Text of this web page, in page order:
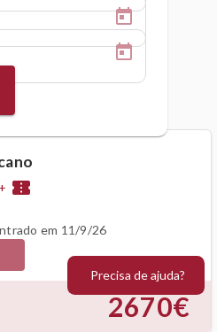
+ confirmation_number
em 11/9/26
2670€
Precisa de ajuda?